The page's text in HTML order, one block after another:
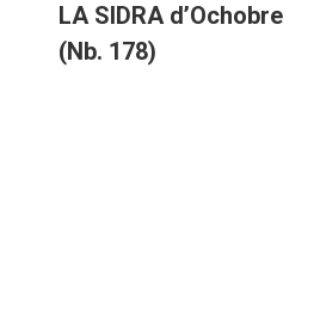
LA SIDRA d’Ochobre
(Nb. 178)